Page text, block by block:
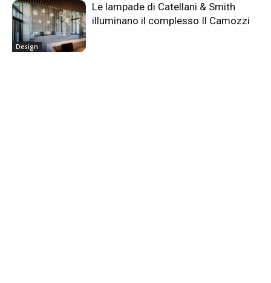
Design
Le lampade di Catellani & Smith
illuminano il complesso Il Camozzi